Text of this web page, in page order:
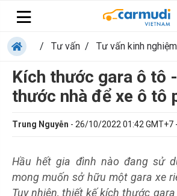
/ Tư vấn / Tư vấn kinh nghiệm
Kích thước gara ô tô
thước nhà để xe ô tô
Trung Nguyễn - 26/10/2022 01:42 GMT+7 -
Hầu hết gia đình nào đang sử
mong muốn sở hữu một gara xe
Tuy nhiên, thiết kế kích thước